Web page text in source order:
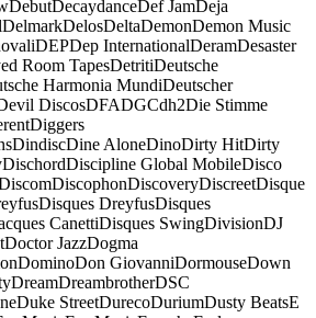
DebutDecaydanceDef JamDeja
DelmarkDelosDeltaDemonDemon Music
DEPDep InternationalDeramDesaster
Room TapesDetritiDeutsche
Harmonia MundiDeutscher
DiscosDFADGCdh2Die Stimme
Diggers
DindiscDine AloneDinoDirty HitDirty
DischordDiscipline Global MobileDisco
DiscophonDiscoveryDiscreetDisque
Disques DreyfusDisques
CanettiDisques SwingDivisionDJ
Doctor JazzDogma
DominoDon GiovanniDormouseDown
DreamDreambrotherDSC
Duke StreetDurecoDuriumDusty BeatsE